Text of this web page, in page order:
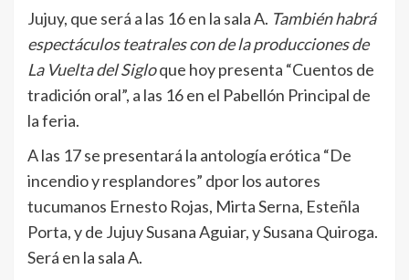
Jujuy, que será a las 16 en la sala A. También habrá
espectáculos teatrales con de la producciones de
La Vuelta del Sigloque hoy presenta “Cuentos de
tradición oral”, a las 16 en el Pabellón Principal de
la feria.
A las 17 se presentará la antología erótica “De
incendio y resplandores” dpor los autores
tucumanos Ernesto Rojas, Mirta Serna, Esteñla
Porta, y de Jujuy Susana Aguiar, y Susana Quiroga.
Será en la sala A.